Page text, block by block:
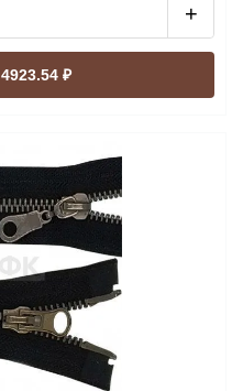
+
4923.54 ₽